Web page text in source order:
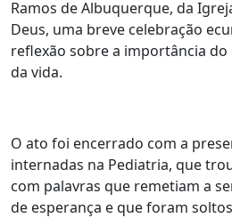
Ramos de Albuquerque, da
Deus, uma breve celebração
reflexão sobre a importância do
da vida.
O ato foi encerrado com a
internadas na Pediatria, que
com palavras que remetiam a
de esperança e que foram